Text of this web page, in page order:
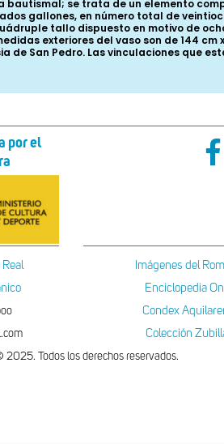
por el
Imágenes del
Enciclopedia
Condex
Colección
Todos los derechos reservados.